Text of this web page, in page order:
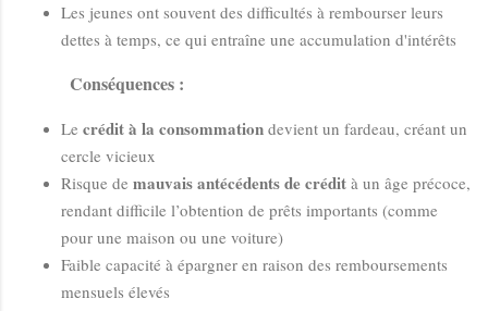
Les jeunes ont souvent des difficultés à rembourser leurs
dettes à temps, ce qui entraîne une accumulation d'intérêts
Conséquences :
Le crédit à la consommation devient un fardeau, créant un
cercle vicieux
Risque de mauvais antécédents de crédit à un âge précoce,
rendant difficile l’obtention de prêts importants (comme
pour une maison ou une voiture)
Faible capacité à épargner en raison des remboursements
mensuels élevés